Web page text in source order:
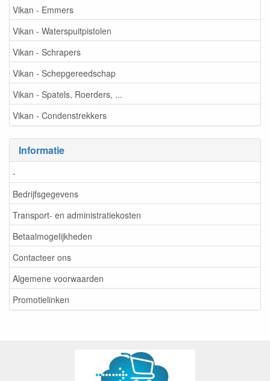
Vikan - Emmers
Vikan - Waterspuitpistolen
Vikan - Schrapers
Vikan - Schepgereedschap
Vikan - Spatels, Roerders, ...
Vikan - Condenstrekkers
Informatie
-
Bedrijfsgegevens
Transport- en administratiekosten
Betaalmogelijkheden
Contacteer ons
Algemene voorwaarden
Promotielinken